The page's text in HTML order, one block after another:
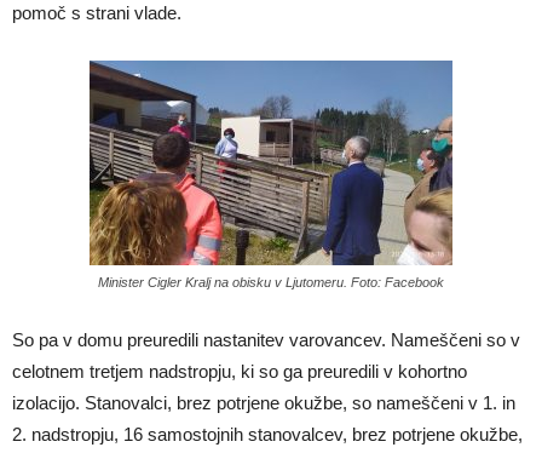
pomoč s strani vlade.
Minister Cigler Kralj na obisku v Ljutomeru. Foto: Facebook
So pa v domu preuredili nastanitev varovancev. Nameščeni so v
celotnem tretjem nadstropju, ki so ga preuredili v kohortno
izolacijo. Stanovalci, brez potrjene okužbe, so nameščeni v 1. in
2. nadstropju, 16 samostojnih stanovalcev, brez potrjene okužbe,